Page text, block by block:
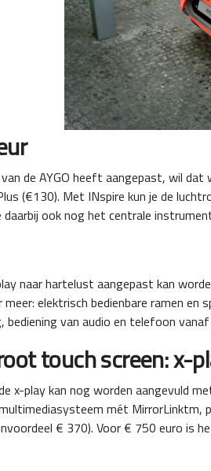
de AYGO heeft aangepast, wil
(€130). Met INspire kun je de
daarbij ook nog het centrale
naar hartelust aangepast kan
meer: elektrisch bedienbare ramen
bediening van audio en telefoon
touch screen: x-
x-play kan nog worden aangevuld
mét MirrorLinktm,
€ 370). Voor € 750 euro is